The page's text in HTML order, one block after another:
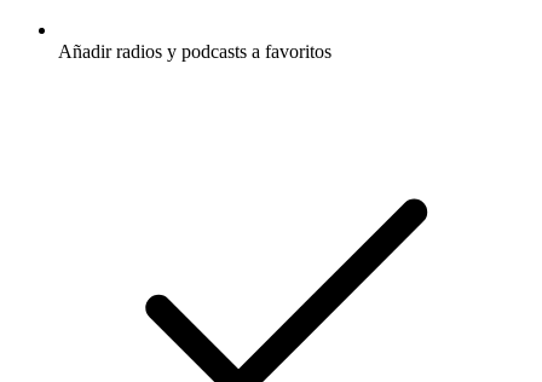
Añadir radios y podcasts a favoritos